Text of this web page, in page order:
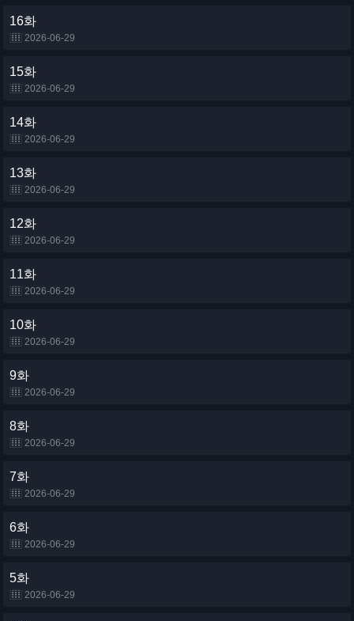
16화
2026-06-29
15화
2026-06-29
14화
2026-06-29
13화
2026-06-29
12화
2026-06-29
11화
2026-06-29
10화
2026-06-29
9화
2026-06-29
8화
2026-06-29
7화
2026-06-29
6화
2026-06-29
5화
2026-06-29